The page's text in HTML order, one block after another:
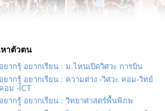
าตัวตน
อยากรุ้ อยากเรียน : ม.ไหนเปิดวิศวะ การบิน
อยากรู้ อยากเรียน : ความต่าง -วิศวะ คอม-วิทย์
คอม -ICT
อยากรู้ อยากเรียน : วิทยาศาสตร์พื้นพิภพ